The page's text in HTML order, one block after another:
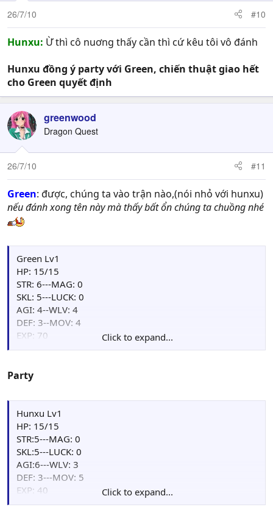
26/7/10 #10
Hunxu: Ừ thì cô nuơng thấy cần thì cứ kêu tôi vô đánh
Hunxu đồng ý party với Green, chiến thuật giao hết
cho Green quyết định
greenwood
Dragon Quest
26/7/10 #11
Green: được, chúng ta vào trận nào,(nói nhỏ với hunxu)
nếu đánh xong tên này mà thấy bất ổn chúng ta chuồng nhé
Green Lv1
HP: 15/15
STR: 6---MAG: 0
SKL: 5---LUCK: 0
AGI: 4--WLV: 4
DEF: 3--MOV: 4
EXP: 70
Points: 00
Spear(46/50)
Click to expand...
Party
Hunxu Lv1
HP: 15/15
STR:5---MAG: 0
SKL:5---LUCK: 0
AGI:6---WLV: 3
DEF: 3---MOV: 5
EXP: 40
Points: 00
Click to expand...